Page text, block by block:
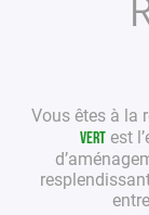
Vous êtes à la
Vertest